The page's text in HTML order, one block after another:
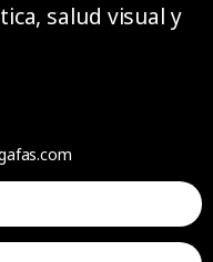
salud visual y